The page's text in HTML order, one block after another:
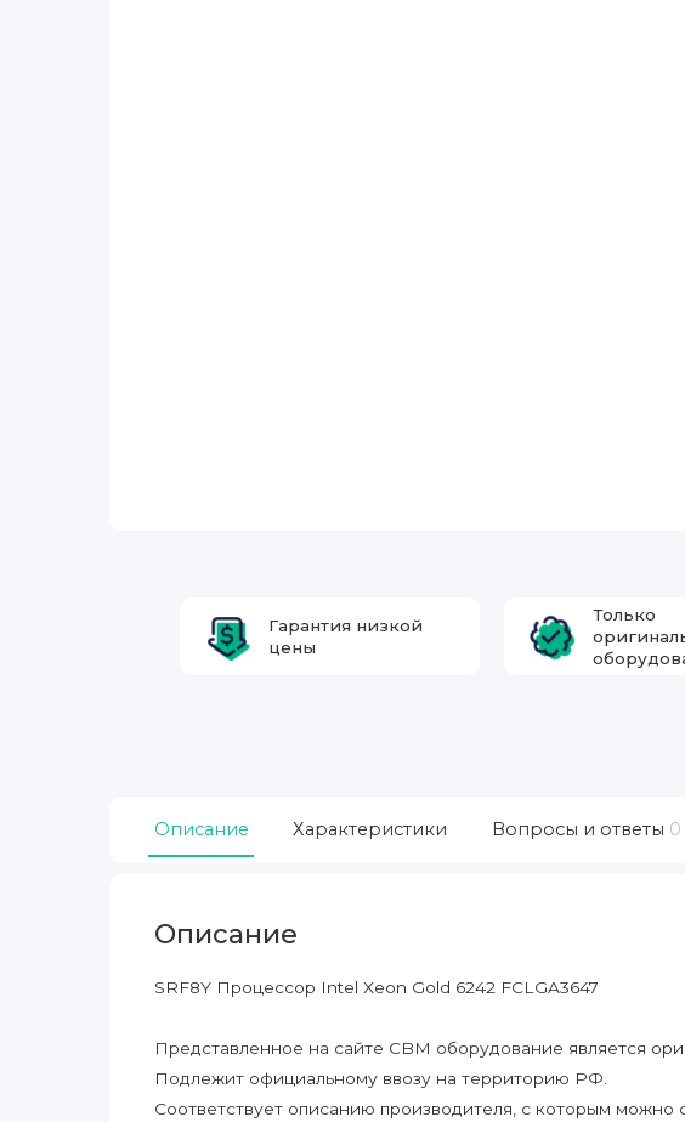
Гарантия низкой
цены
Только
Описание Характеристики Вопросы и ответы 0
Описание
SRF8Y Процессор Intel Xeon Gold 6242 FCLGA3647
Представленное на сайте CBM оборудование является
Подлежит официальному ввозу на территорию РФ.
Соответствует описанию производителя, с которым можно